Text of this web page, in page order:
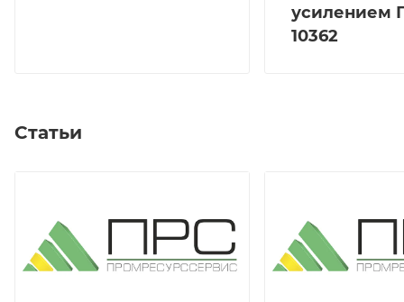
усилением
10362
Статьи